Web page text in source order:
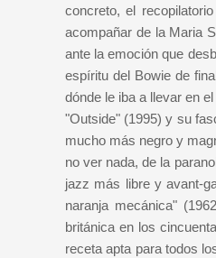
concreto, el
acompañar de la Maria
ante la emoción que
espíritu del Bowie de
dónde le iba a llevar en
"Outside" (1995) y su
mucho más negro y
no ver nada, de la
jazz más libre y avant-
naranja mecánica"
británica en los
receta apta para todos